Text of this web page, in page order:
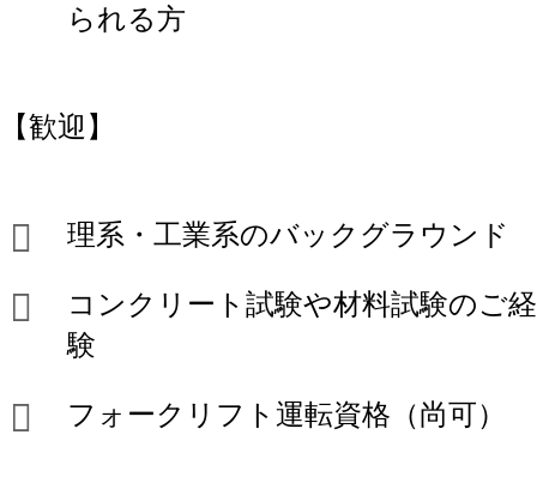
られる方
【歓迎】
理系・工業系のバックグラウンド
コンクリート試験や材料試験のご経
験
フォークリフト運転資格（尚可）